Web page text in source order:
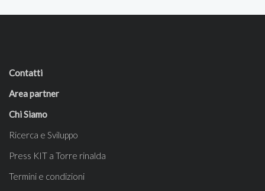
Contatti
Area partner
Chi Siamo
Ricerca e Sviluppo
Press KIT a Torre rinalda
Termini e condizioni